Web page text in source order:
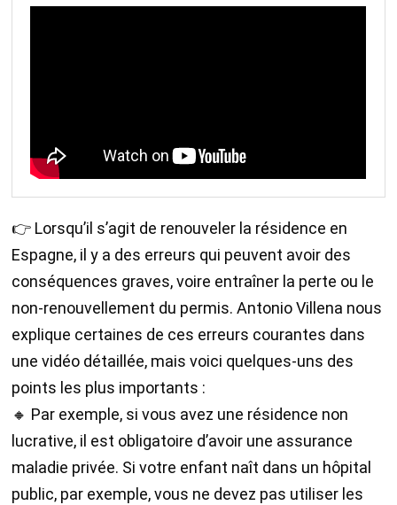
👉 Lorsqu’il s’agit de renouveler la résidence en
Espagne, il y a des erreurs qui peuvent avoir des
conséquences graves, voire entraîner la perte ou le
non-renouvellement du permis. Antonio Villena nous
explique certaines de ces erreurs courantes dans
une vidéo détaillée, mais voici quelques-uns des
points les plus importants :
🔸 Par exemple, si vous avez une résidence non
lucrative, il est obligatoire d’avoir une assurance
maladie privée. Si votre enfant naît dans un hôpital
public, par exemple, vous ne devez pas utiliser les